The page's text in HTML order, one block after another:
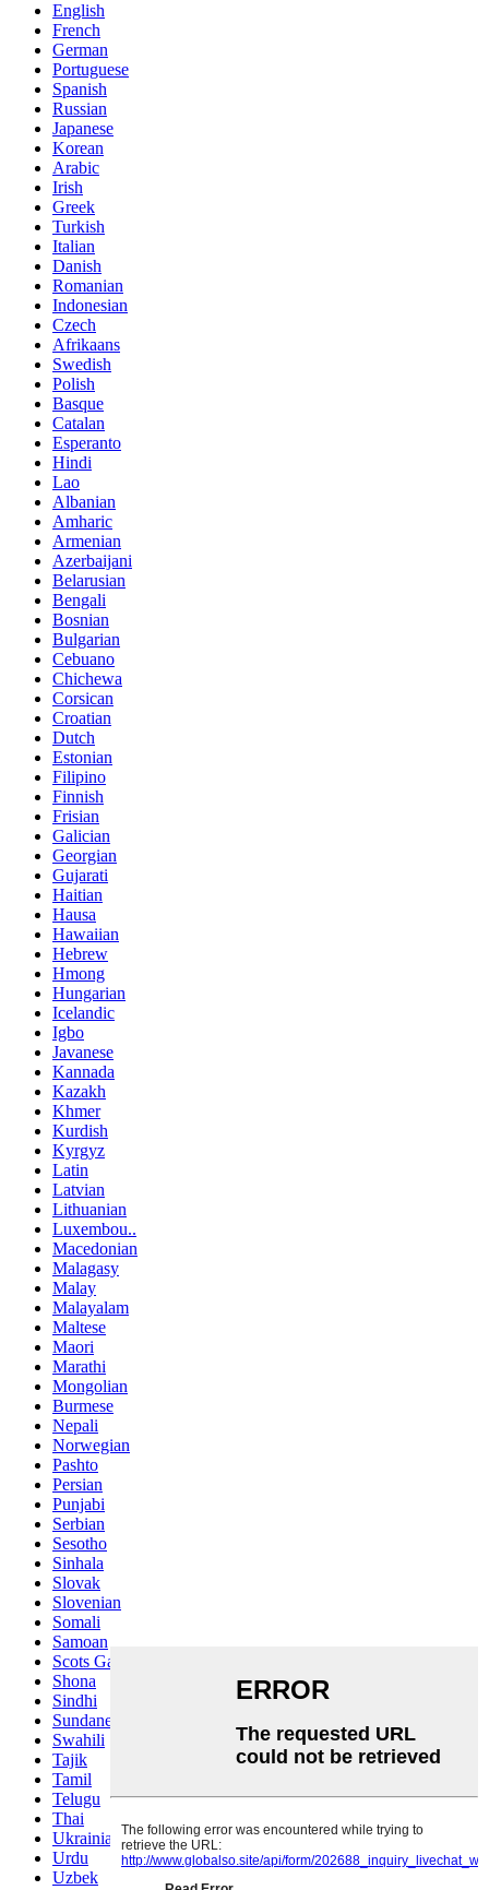
English
French
German
Portuguese
Spanish
Russian
Japanese
Korean
Arabic
Irish
Greek
Turkish
Italian
Danish
Romanian
Indonesian
Czech
Afrikaans
Swedish
Polish
Basque
Catalan
Esperanto
Hindi
Lao
Albanian
Amharic
Armenian
Azerbaijani
Belarusian
Bengali
Bosnian
Bulgarian
Cebuano
Chichewa
Corsican
Croatian
Dutch
Estonian
Filipino
Finnish
Frisian
Galician
Georgian
Gujarati
Haitian
Hausa
Hawaiian
Hebrew
Hmong
Hungarian
Icelandic
Igbo
Javanese
Kannada
Kazakh
Khmer
Kurdish
Kyrgyz
Latin
Latvian
Lithuanian
Luxembou..
Macedonian
Malagasy
Malay
Malayalam
Maltese
Maori
Marathi
Mongolian
Burmese
Nepali
Norwegian
Pashto
Persian
Punjabi
Serbian
Sesotho
Sinhala
Slovak
Slovenian
Somali
Samoan
Scots Gaelic
Shona
Sindhi
Sundanese
Swahili
Tajik
Tamil
Telugu
Thai
Ukrainian
Urdu
Uzbek